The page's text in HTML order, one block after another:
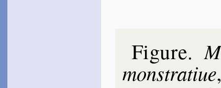
Figure.
mons­tra­tiue